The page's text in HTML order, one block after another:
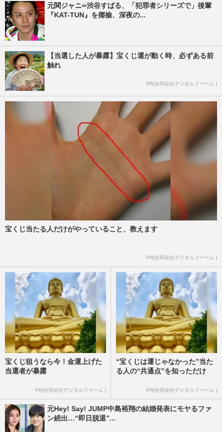
元関ジャニ∞渋谷すばる、「犯罪者シリーズで」後輩
『KAT-TUN』を揶揄、深夜の...
【当選した人が暴露】宝くじ運が動く時、必ずある前
触れ
PR(合同会社デジタルファーム )
宝くじ当たる人だけがやっていること、教えます
PR(合同会社デジタルファーム )
宝くじ狙うなら今！金運上げた
当選者が暴露
PR(合同会社デジタルファーム )
“宝くじは運じゃなかった”当た
る人の“共通点”を知っただけ
PR(合同会社デジタルファーム )
元Hey! Say! JUMP中島裕翔の結婚発表にモヤるファ
ン続出…“即日脱退”...